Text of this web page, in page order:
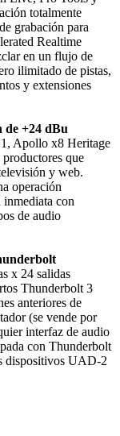
totalmente
grabación para
Realtime
en un flujo de
ilimitado de pistas,
y extensiones
de +24 dBu
Apollo x8 Heritage
que
y web.
operación
con
de audio
x 24 salidas
Thunderbolt 3
anteriores de
(se vende por
interfaz de audio
con Thunderbolt
dispositivos UAD-2